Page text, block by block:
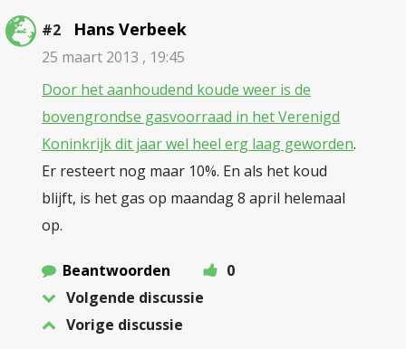
#2 Hans Verbeek
25 maart 2013 , 19:45
Door het aanhoudend koude weer is de
bovengrondse gasvoorraad in het Verenigd
Koninkrijk dit jaar wel heel erg laag geworden.
Er resteert nog maar 10%. En als het koud
blijft, is het gas op maandag 8 april helemaal
op.
Beantwoorden
0
Volgende discussie
Vorige discussie